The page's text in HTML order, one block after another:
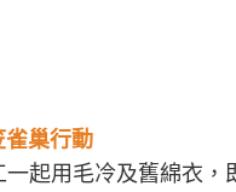
巢行動
起用毛冷及舊綿衣